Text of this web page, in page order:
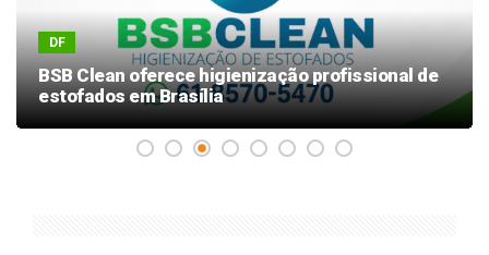
DF
BSB Clean oferece higienização profissional de
estofados em Brasília